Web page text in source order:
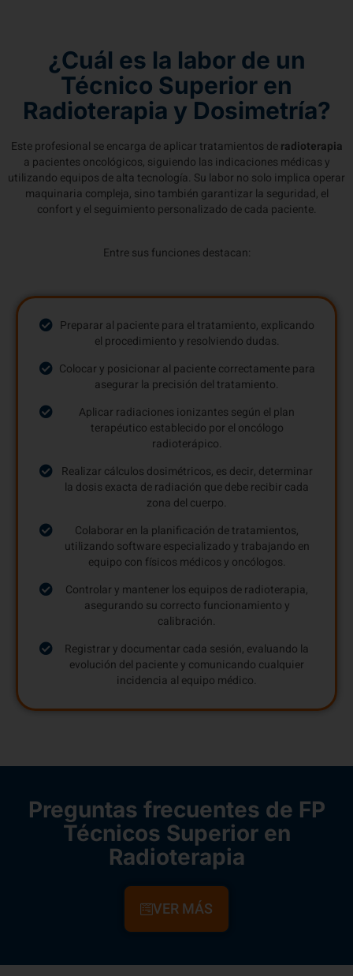
¿Cuál es la labor de un
Técnico Superior en
Radioterapia y Dosimetría?
Este profesional se encarga de aplicar tratamientos deradioterapia
a pacientes oncológicos, siguiendo las indicaciones médicas y
utilizando equipos de alta tecnología. Su labor no solo implica operar
maquinaria compleja, sino también garantizar la seguridad, el
confort y el seguimiento personalizado de cada paciente.
Entre sus funciones destacan:
Preparar al paciente para el tratamiento, explicando
el procedimiento y resolviendo dudas.
Colocar y posicionar al paciente correctamente para
asegurar la precisión del tratamiento.
Aplicar radiaciones ionizantes según el plan
terapéutico establecido por el oncólogo
radioterápico.
Realizar cálculos dosimétricos, es decir, determinar
la dosis exacta de radiación que debe recibir cada
zona del cuerpo.
Colaborar en la planificación de tratamientos,
utilizando software especializado y trabajando en
equipo con físicos médicos y oncólogos.
Controlar y mantener los equipos de radioterapia,
asegurando su correcto funcionamiento y
calibración.
Registrar y documentar cada sesión, evaluando la
evolución del paciente y comunicando cualquier
incidencia al equipo médico.
Preguntas frecuentes de FP
Técnicos Superior en
Radioterapia
VER MÁS